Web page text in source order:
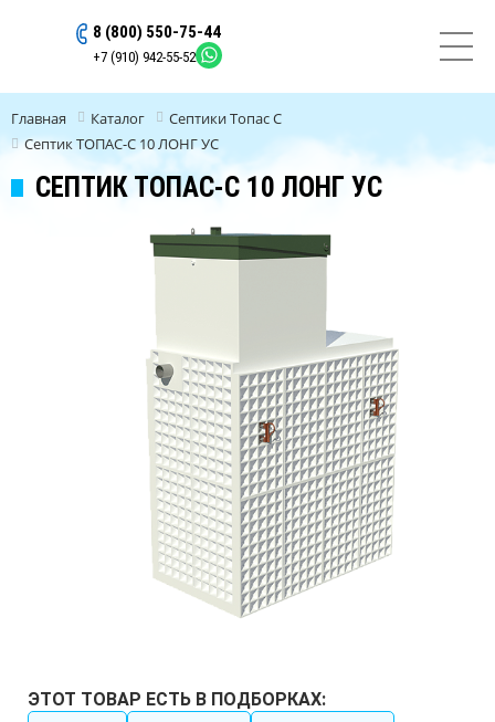
8 (800) 550-75-44
+7 (910) 942-55-52
Главная Каталог
Септики Топас C
Септик ТОПАС-С 10 ЛОНГ УС
СЕПТИК ТОПАС-С 10 ЛОНГ УС
ЭТОТ ТОВАР ЕСТЬ В ПОДБОРКАХ: